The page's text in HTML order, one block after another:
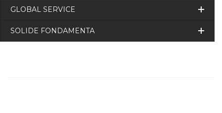
GLOBAL SERVICE
SOLIDE FONDAMENTA